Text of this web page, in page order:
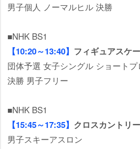
男子個人 ノーマルヒル 決勝
■NHK BS1
【10:20～13:40】 フィギュアスケ
団体予選 女子シングル ショートプ
決勝 男子フリー
■NHK BS1
【15:45～17:35】 クロスカントリ
男子スキーアスロン